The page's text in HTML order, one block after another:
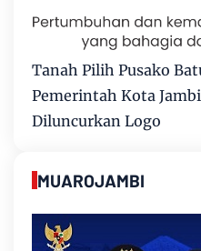
Tanah Pilih Pusako
Pemerintah Kota
Diluncurkan Logo
MUAROJAMBI